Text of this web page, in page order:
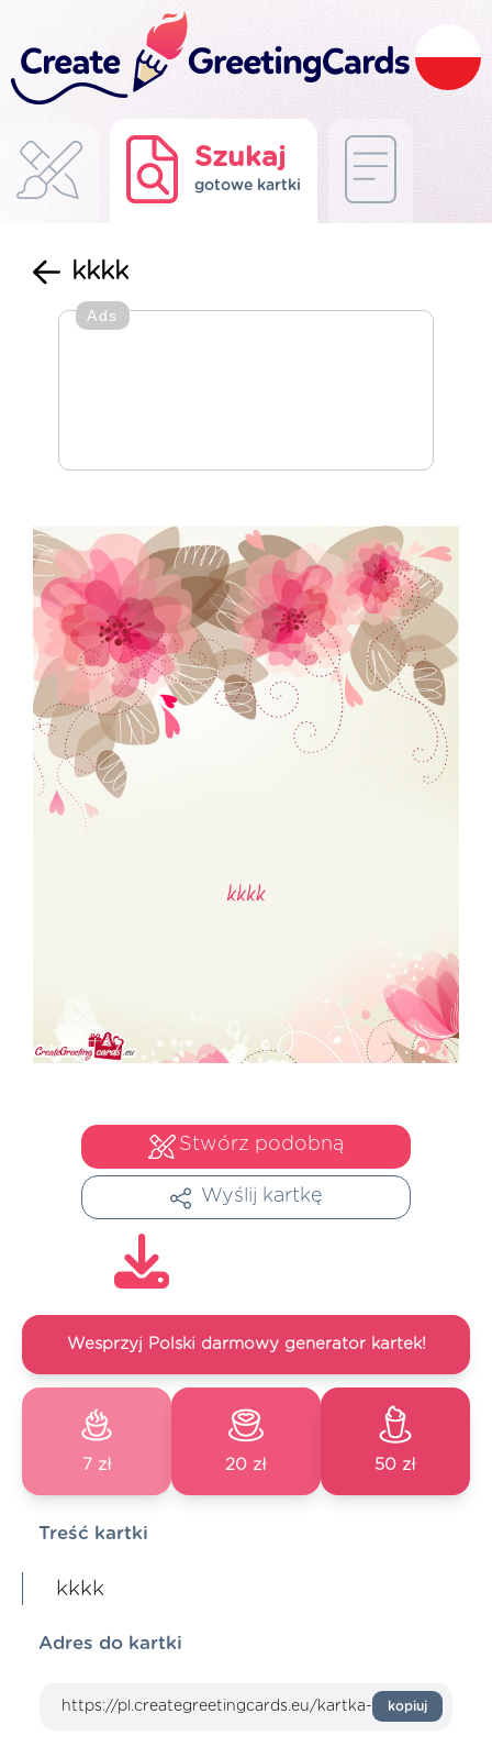
Szukaj
gotowe kartki
kkkk
Ads
Stwórz podobną
Wyślij kartkę
Wesprzyj Polski darmowy generator kartek!
7 zł 20 zł 50 zł
Treść kartki
kkkk
Adres do kartki
kopiuj